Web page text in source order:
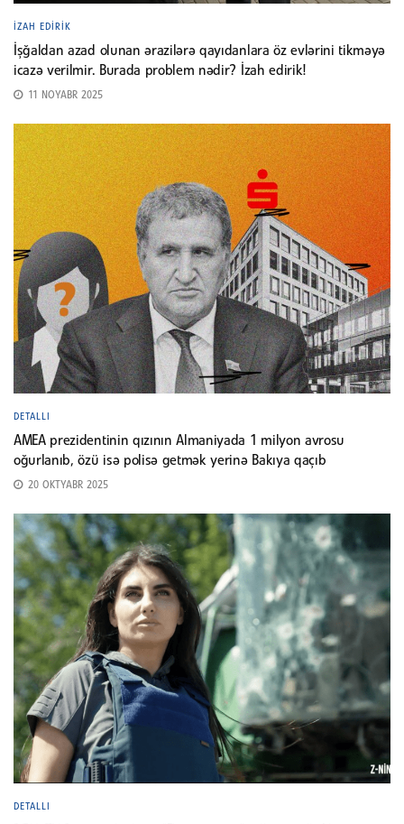
İZAH EDIRIK
İşğaldan azad olunan ərazilərə qayıdanlara öz evlərini tikməyə
icazə verilmir. Burada problem nədir? İzah edirik!
11 NOYABR 2025
DETALLI
AMEA prezidentinin qızının Almaniyada 1 milyon avrosu
oğurlanıb, özü isə polisə getmək yerinə Bakıya qaçıb
20 OKTYABR 2025
DETALLI